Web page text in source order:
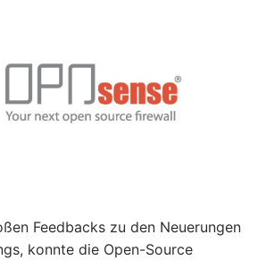
Feedbacks zu den Neuerungen
konnte die Open-Source